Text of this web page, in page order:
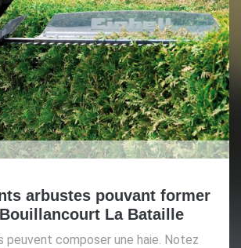
arbustes pouvant former
La Bataille
peuvent composer une haie. Notez